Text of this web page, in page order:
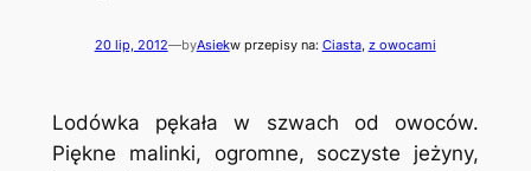
20 lip, 2012—byAsiekw przepisy na: Ciasta, z owocami
Lodówka pękała w szwach od owoców.
Piękne malinki, ogromne, soczyste jeżyny,